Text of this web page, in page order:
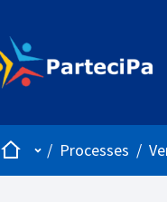
HomeMain menu
/ Processes /